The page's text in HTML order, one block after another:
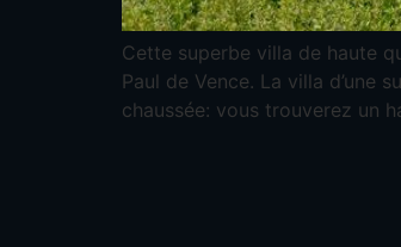
Cette superbe villa de haute
Paul de Vence. La villa d’une
chaussée: vous trouverez un